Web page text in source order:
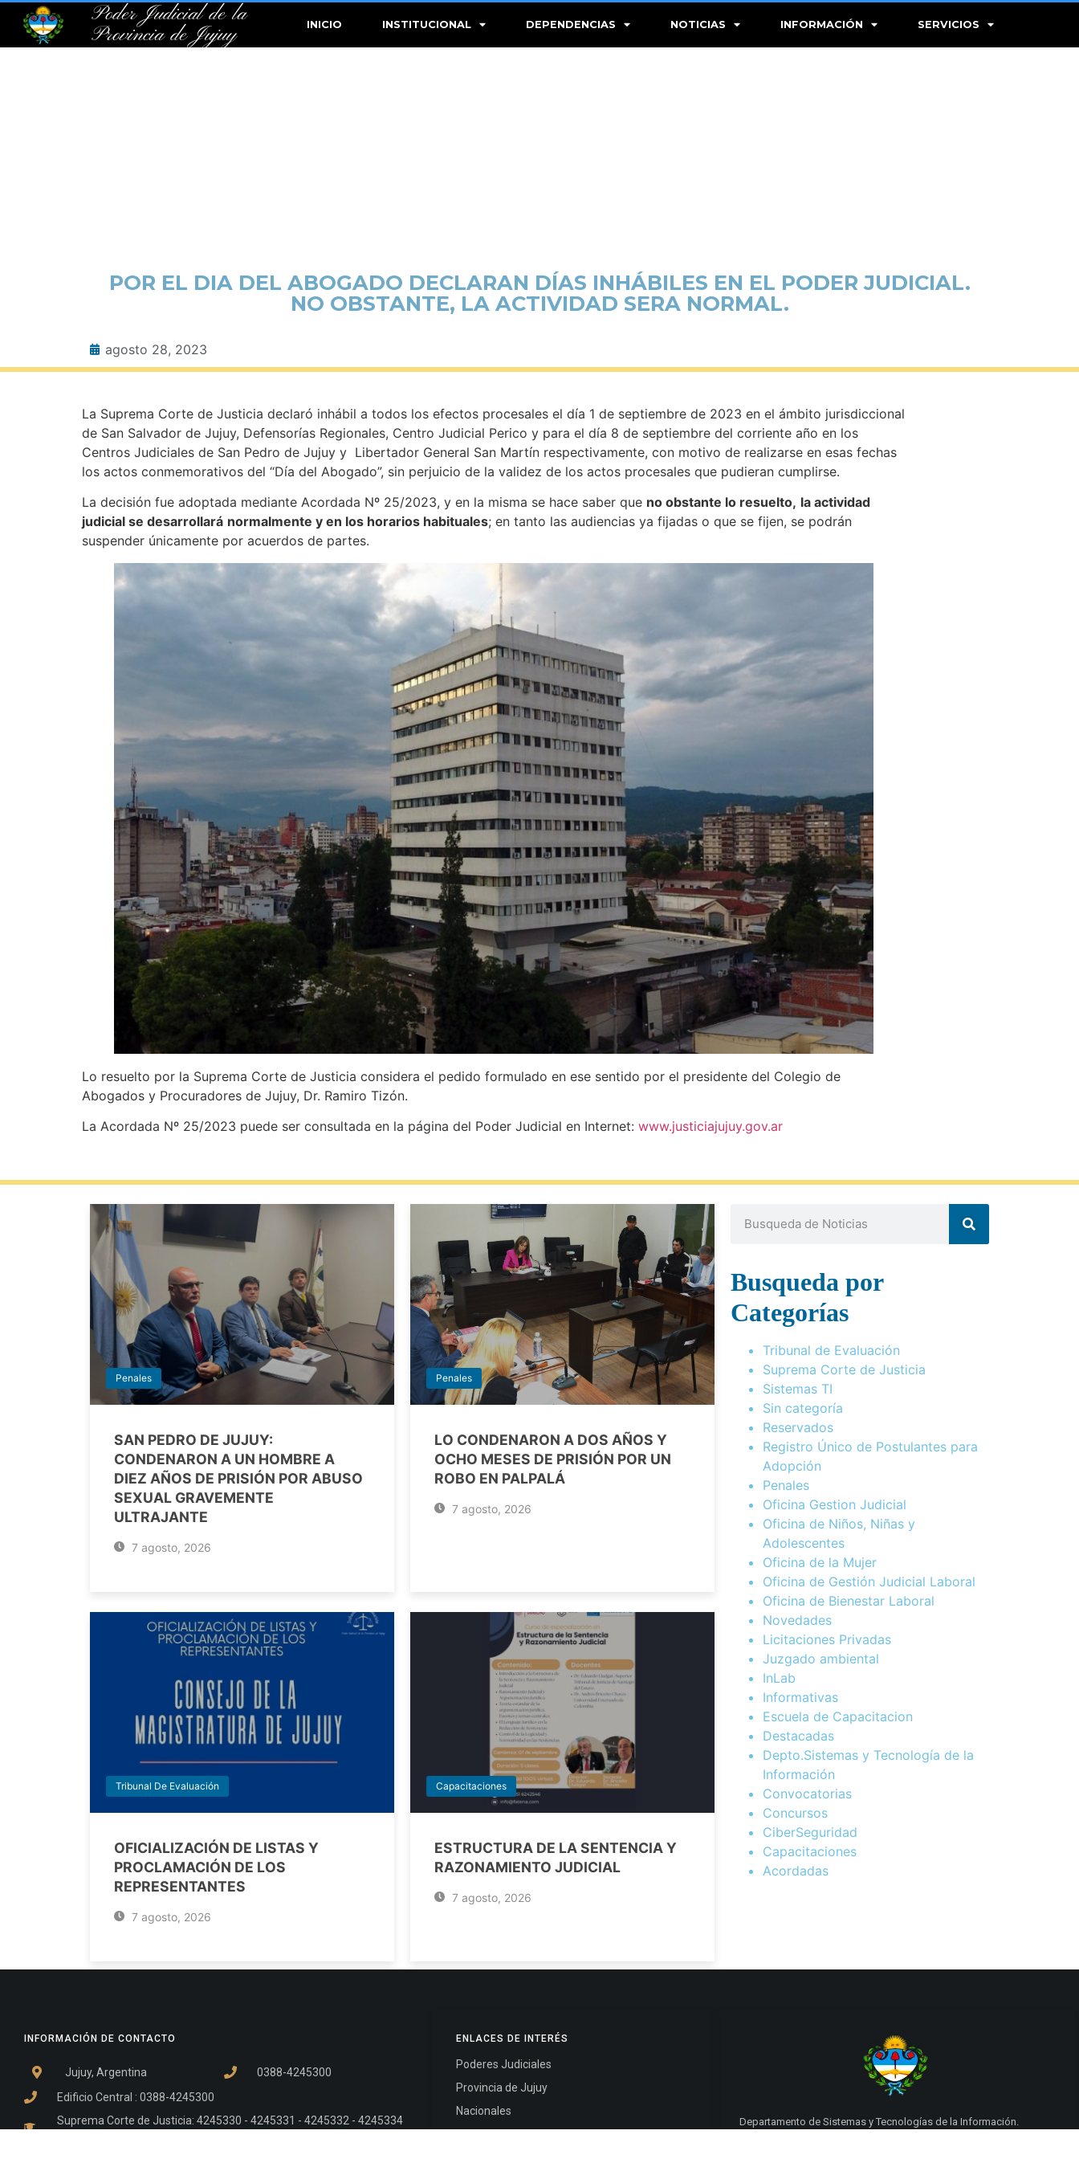
Poder Judicial de la
Provincia de Jujuy
INICIO INSTITUCIONAL DEPENDENCIAS NOTICIAS INFORMACIÓN SERVICIOS
POR EL DIA DEL ABOGADO DECLARAN DÍAS INHÁBILES EN EL PODER JUDICIAL.
NO OBSTANTE, LA ACTIVIDAD SERA NORMAL.
agosto 28, 2023
La Suprema Corte de Justicia declaró inhábil a todos los efectos procesales el día 1 de septiembre de 2023 en el ámbito jurisdiccional
de San Salvador de Jujuy, Defensorías Regionales, Centro Judicial Perico y para el día 8 de septiembre del corriente año en los
Centros Judiciales de San Pedro de Jujuy y Libertador General San Martín respectivamente, con motivo de realizarse en esas fechas
los actos conmemorativos del “Día del Abogado”, sin perjuicio de la validez de los actos procesales que pudieran cumplirse.
La decisión fue adoptada mediante Acordada Nº 25/2023, y en la misma se hace saber que no obstante lo resuelto, la actividad
judicial se desarrollará normalmente y en los horarios habituales; en tanto las audiencias ya fijadas o que se fijen, se podrán
suspender únicamente por acuerdos de partes.
Lo resuelto por la Suprema Corte de Justicia considera el pedido formulado en ese sentido por el presidente del Colegio de
Abogados y Procuradores de Jujuy, Dr. Ramiro Tizón.
La Acordada Nº 25/2023 puede ser consultada en la página del Poder Judicial en Internet: www.justiciajujuy.gov.ar
Penales
SAN PEDRO DE JUJUY:
CONDENARON A UN HOMBRE A
DIEZ AÑOS DE PRISIÓN POR ABUSO
SEXUAL GRAVEMENTE
ULTRAJANTE
7 agosto, 2026
Penales
LO CONDENARON A DOS AÑOS Y
OCHO MESES DE PRISIÓN POR UN
ROBO EN PALPALÁ
7 agosto, 2026
Tribunal De Evaluación
OFICIALIZACIÓN DE LISTAS Y
PROCLAMACIÓN DE LOS
REPRESENTANTES
7 agosto, 2026
Capacitaciones
ESTRUCTURA DE LA SENTENCIA Y
RAZONAMIENTO JUDICIAL
7 agosto, 2026
Busqueda por
Categorías
Tribunal de Evaluación
Suprema Corte de Justicia
Sistemas TI
Sin categoría
Reservados
Registro Único de Postulantes para
Adopción
Penales
Oficina Gestion Judicial
Oficina de Niños, Niñas y
Adolescentes
Oficina de la Mujer
Oficina de Gestión Judicial Laboral
Oficina de Bienestar Laboral
Novedades
Licitaciones Privadas
Juzgado ambiental
InLab
Informativas
Escuela de Capacitacion
Destacadas
Depto.Sistemas y Tecnología de la
Información
Convocatorias
Concursos
CiberSeguridad
Capacitaciones
Acordadas
INFORMACIÓN DE CONTACTO
Jujuy, Argentina
0388-4245300
Edificio Central : 0388-4245300
Suprema Corte de Justicia: 4245330 - 4245331 - 4245332 - 4245334
ENLACES DE INTERÉS
Poderes Judiciales
Provincia de Jujuy
Nacionales
Internacionales
Departamento de Sistemas y Tecnologías de la Información.